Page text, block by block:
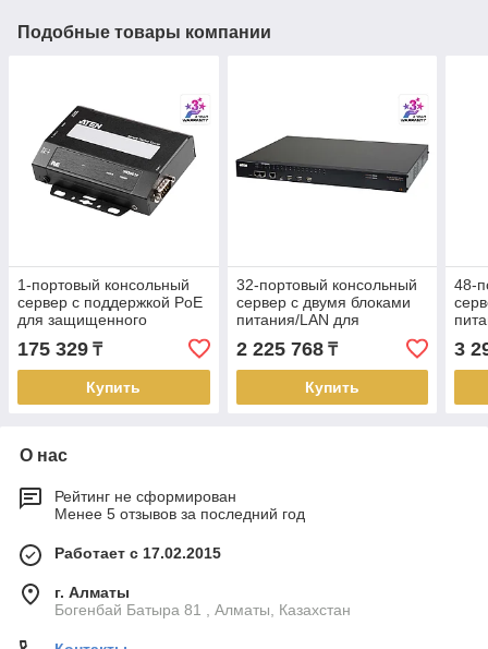
Подобные товары компании
1-портовый консольный
сервер с поддержкой PoE
для защищенного
устройствам SN3001P
ATEN
175 329 ₸
Купить
32-портовый консольный
сервер с двумя блоками
питания/LAN для
SN0132COD ATEN
2 225 768₸
Купить
48-
3
О нас
Рейтинг не сформирован
Менее 5 отзывов за последний год
Работает с 17.02.2015
г. Алматы
Богенбай Батыра 81 , Алматы, Казахстан